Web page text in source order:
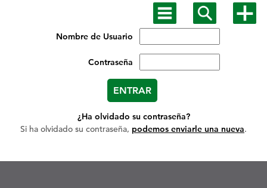
Mostrar
menú
principal
Mostrar
buscadormás
Nombre de Usuario
Contraseña
¿Ha olvidado su contraseña?
Si ha olvidado su contraseña, podemos enviarle una nueva.